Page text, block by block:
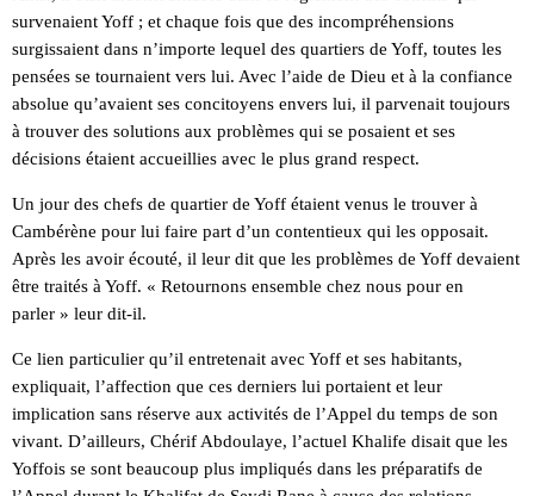
survenaient Yoff ; et chaque fois que des incompréhensions
surgissaient dans n’importe lequel des quartiers de Yoff, toutes les
pensées se tournaient vers lui. Avec l’aide de Dieu et à la confiance
absolue qu’avaient ses concitoyens envers lui, il parvenait toujours
à trouver des solutions aux problèmes qui se posaient et ses
décisions étaient accueillies avec le plus grand respect.
Un jour des chefs de quartier de Yoff étaient venus le trouver à
Cambérène pour lui faire part d’un contentieux qui les opposait.
Après les avoir écouté, il leur dit que les problèmes de Yoff devaient
être traités à Yoff. « Retournons ensemble chez nous pour en
parler » leur dit-il.
Ce lien particulier qu’il entretenait avec Yoff et ses habitants,
expliquait, l’affection que ces derniers lui portaient et leur
implication sans réserve aux activités de l’Appel du temps de son
vivant. D’ailleurs, Chérif Abdoulaye, l’actuel Khalife disait que les
Yoffois se sont beaucoup plus impliqués dans les préparatifs de